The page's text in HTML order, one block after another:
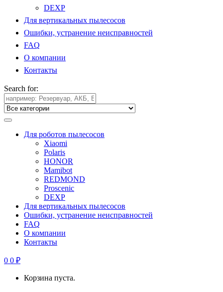
DEXP
Для вертикальных пылесосов
Ошибки, устранение неисправностей
FAQ
О компании
Контакты
Search for:
Для роботов пылесосов
Xiaomi
Polaris
HONOR
Mamibot
REDMOND
Proscenic
DEXP
Для вертикальных пылесосов
Ошибки, устранение неисправностей
FAQ
О компании
Контакты
0 0 ₽
Корзина пуста.